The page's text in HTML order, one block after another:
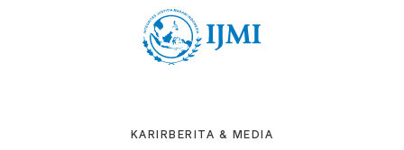
KARIR BERITA & MEDIA